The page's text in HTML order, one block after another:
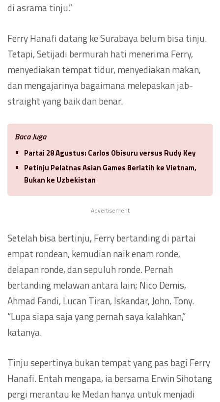
di asrama tinju.”
Ferry Hanafi datang ke Surabaya belum bisa tinju.
Tetapi, Setijadi bermurah hati menerima Ferry,
menyediakan tempat tidur, menyediakan makan,
dan mengajarinya bagaimana melepaskan jab-
straight yang baik dan benar.
Baca Juga
Partai 28 Agustus: Carlos Obisuru versus Rudy Key
Petinju Pelatnas Asian Games Berlatih ke Vietnam,
Bukan ke Uzbekistan
Advertisement
Setelah bisa bertinju, Ferry bertanding di partai
empat rondean, kemudian naik enam ronde,
delapan ronde, dan sepuluh ronde. Pernah
bertanding melawan antara lain; Nico Demis,
Ahmad Fandi, Lucan Tiran, Iskandar, John, Tony.
“Lupa siapa saja yang pernah saya kalahkan,”
katanya.
Tinju sepertinya bukan tempat yang pas bagi Ferry
Hanafi. Entah mengapa, ia bersama Erwin Sihotang
pergi merantau ke Medan hanya untuk menjadi